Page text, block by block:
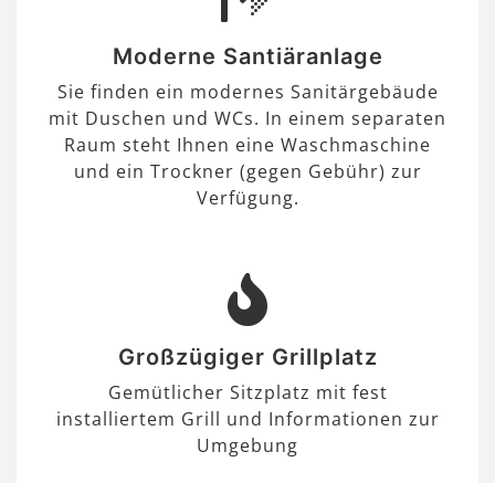
Moderne Santiäranlage
Sie finden ein modernes Sanitärgebäude
mit Duschen und WCs. In einem separaten
Raum steht Ihnen eine Waschmaschine
und ein Trockner (gegen Gebühr) zur
Verfügung.
Großzügiger Grillplatz
Gemütlicher Sitzplatz mit fest
installiertem Grill und Informationen zur
Umgebung